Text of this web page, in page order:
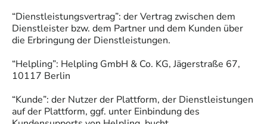
“Dienstleistungsvertrag”: der Vertrag zwischen dem
Dienstleister bzw. dem Partner und dem Kunden über
die Erbringung der Dienstleistungen.
“Helpling”: Helpling GmbH & Co. KG, Jägerstraße 67,
10117 Berlin
“Kunde”: der Nutzer der Plattform, der Dienstleistungen
auf der Plattform, ggf. unter Einbindung des